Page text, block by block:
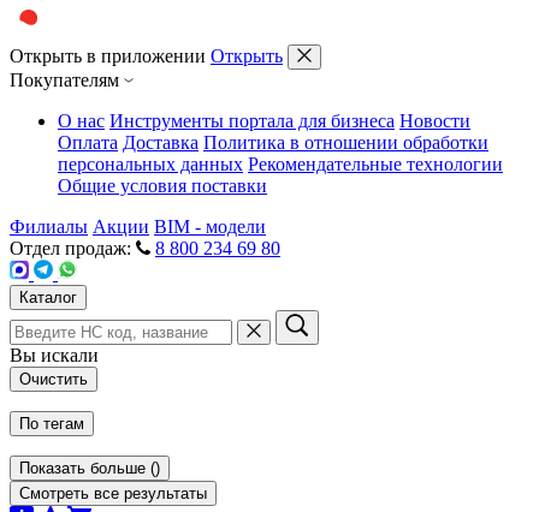
Открыть в приложении Открыть
Покупателям
О нас Инструменты портала для бизнеса Новости
Оплата Доставка Политика в отношении обработки
персональных данных Рекомендательные технологии
Общие условия поставки
Филиалы Акции BIM - модели
Отдел продаж:
8 800 234 69 80
Каталог
Вы искали
Очистить
По тегам
Показать больше ()
Смотреть все результаты